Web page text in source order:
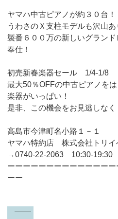
ヤマハ中古ピアノが約３０台！
うわさのＸ支柱モデルも沢山あ
製番６００万の新しいグラン
奉仕！
初売新春楽器セール 1/4-1/8
最大50％OFFの中古ピアノを
楽器がいっぱい！
是非、この機会をお見逃しなく
高島市今津町名小路１－１
ヤマハ特約店 株式会社トリイ
→0740-22-2063 10:30-19:30
ーーーーーーーーーーーーー
ーー